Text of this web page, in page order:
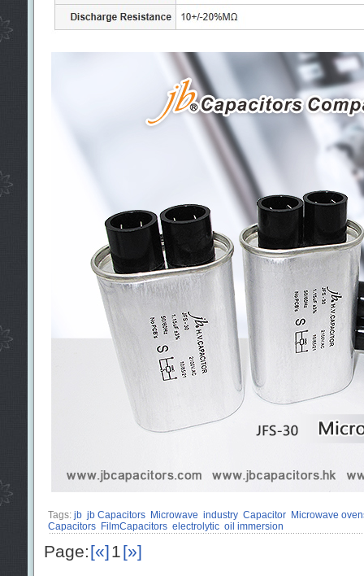
Tags: jb jb Capacitors Microwave industry Capacitor
Microwave
Capacitors
FilmCapacitors electrolytic oil immersion
Page:[«]1[»]